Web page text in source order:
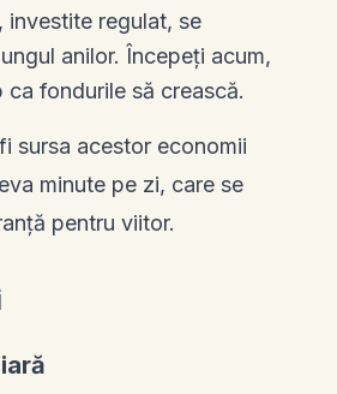
investite regulat, se
anilor. Începeți acum,
ca fondurile să crească.
sursa acestor economii
minute pe zi, care se
pentru viitor.